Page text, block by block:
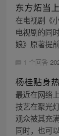
东方炻当
在电视剧《
电视剧的同
娘》原著提
1 个回答
杨桂贴身
最近在网络
技艺在聚光
观众被其充
同时，也可